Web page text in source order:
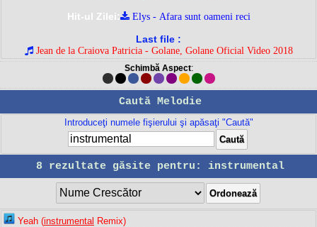
Hit-ul Zilei:
Elys - Afara sunt oameni reci
Last file :
Jean de la Craiova Patricia - Golane, Golane Oficial Video 2018
Schimbă Aspect:
Caută Melodie
Introduceţi numele fişierului şi apăsaţi "Caută"
8 rezultate găsite pentru: instrumental
Yeah (instrumental Remix)